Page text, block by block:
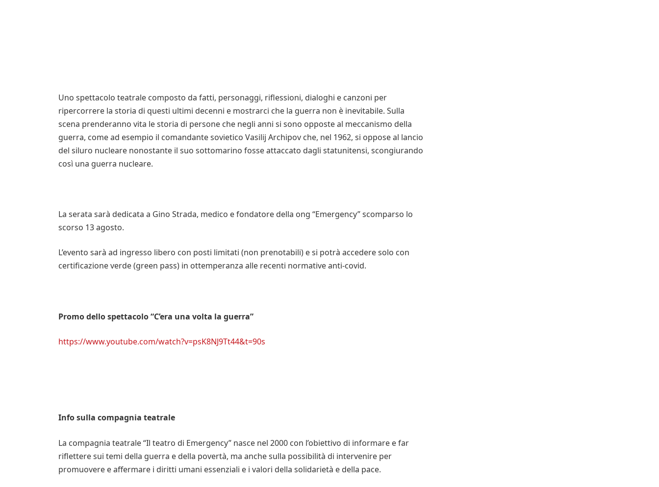
Uno spettacolo teatrale composto da fatti, personaggi, riflessioni, dialoghi e canzoni per
ripercorrere la storia di questi ultimi decenni e mostrarci che la guerra non è inevitabile. Sulla
scena prenderanno vita le storia di persone che negli anni si sono opposte al meccanismo della
guerra, come ad esempio il comandante sovietico Vasilij Archipov che, nel 1962, si oppose al lancio
del siluro nucleare nonostante il suo sottomarino fosse attaccato dagli statunitensi, scongiurando
così una guerra nucleare.
La serata sarà dedicata a Gino Strada, medico e fondatore della ong “Emergency” scomparso lo
scorso 13 agosto.
L’evento sarà ad ingresso libero con posti limitati (non prenotabili) e si potrà accedere solo con
certificazione verde (green pass) in ottemperanza alle recenti normative anti-covid.
Promo dello spettacolo “C’era una volta la guerra”
https://www.youtube.com/watch?v=psK8NJ9Tt44&t=90s
Info sulla compagnia teatrale
La compagnia teatrale “Il teatro di Emergency” nasce nel 2000 con l’obiettivo di informare e far
riflettere sui temi della guerra e della povertà, ma anche sulla possibilità di intervenire per
promuovere e affermare i diritti umani essenziali e i valori della solidarietà e della pace.